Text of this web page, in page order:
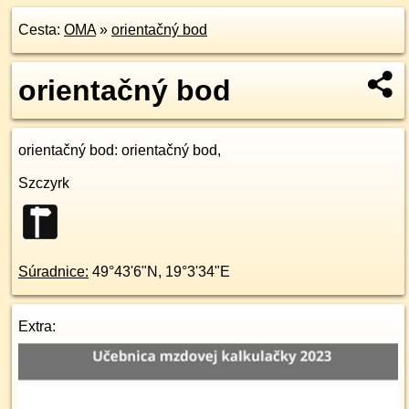
Cesta: OMA» orientačný bod
orientačný bod
orientačný bod: orientačný bod,
Szczyrk
Súradnice: 49°43'6"N , 19°3'34"E
Extra: